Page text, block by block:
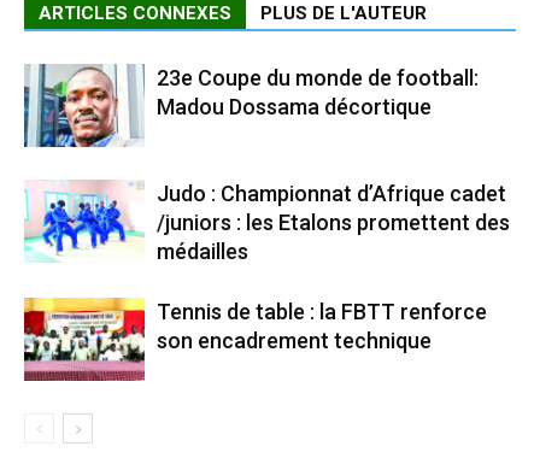
ARTICLES CONNEXES PLUS DE L'AUTEUR
23e Coupe du monde de football:
Madou Dossama décortique
Judo : Championnat d’Afrique cadet
/juniors : les Etalons promettent des
médailles
Tennis de table : la FBTT renforce
son encadrement technique